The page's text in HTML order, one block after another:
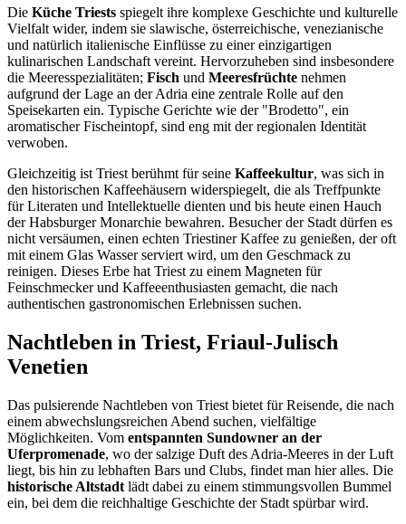
Die Küche Triests spiegelt ihre komplexe Geschichte und kulturelle
Vielfalt wider, indem sie slawische, österreichische, venezianische
und natürlich italienische Einflüsse zu einer einzigartigen
kulinarischen Landschaft vereint. Hervorzuheben sind insbesondere
die Meeresspezialitäten; Fisch und Meeresfrüchte nehmen
aufgrund der Lage an der Adria eine zentrale Rolle auf den
Speisekarten ein. Typische Gerichte wie der "Brodetto", ein
aromatischer Fischeintopf, sind eng mit der regionalen Identität
verwoben.
Gleichzeitig ist Triest berühmt für seine Kaffeekultur, was sich in
den historischen Kaffeehäusern widerspiegelt, die als Treffpunkte
für Literaten und Intellektuelle dienten und bis heute einen Hauch
der Habsburger Monarchie bewahren. Besucher der Stadt dürfen es
nicht versäumen, einen echten Triestiner Kaffee zu genießen, der oft
mit einem Glas Wasser serviert wird, um den Geschmack zu
reinigen. Dieses Erbe hat Triest zu einem Magneten für
Feinschmecker und Kaffeeenthusiasten gemacht, die nach
authentischen gastronomischen Erlebnissen suchen.
Nachtleben in Triest, Friaul-Julisch
Venetien
Das pulsierende Nachtleben von Triest bietet für Reisende, die nach
einem abwechslungsreichen Abend suchen, vielfältige
Möglichkeiten. Vom entspannten Sundowner an der
Uferpromenade, wo der salzige Duft des Adria-Meeres in der Luft
liegt, bis hin zu lebhaften Bars und Clubs, findet man hier alles. Die
historische Altstadt lädt dabei zu einem stimmungsvollen Bummel
ein, bei dem die reichhaltige Geschichte der Stadt spürbar wird.